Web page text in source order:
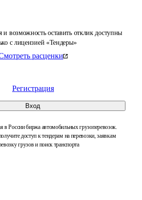
возможность оставить отклик доступны
с лицензией «Тендеры»
расценки
Регистрация
Вход
России биржа автомобильных грузоперевозок.
доступ к тендерам на перевозки, заявкам
грузов и поиск транспорта